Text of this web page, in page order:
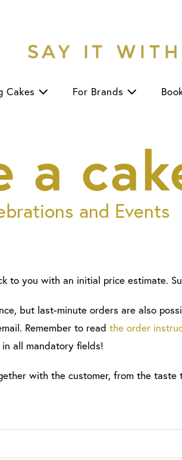
Cakes For Brands
a
and Events
to you with an initial price estimate.
but last-minute orders are also
Remember to read the order
all mandatory fields!
with the customer, from the taste